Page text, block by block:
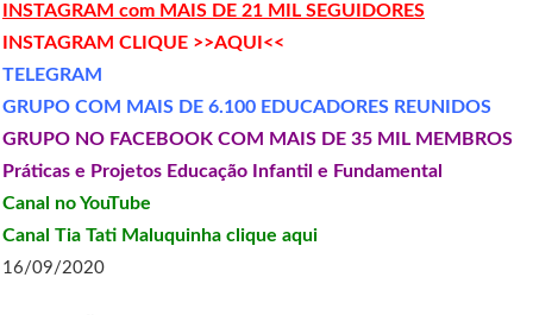
INSTAGRAM com MAIS DE 21 MIL SEGUIDORES
INSTAGRAM CLIQUE >>AQUI<<
TELEGRAM
GRUPO COM MAIS DE 6.100 EDUCADORES REUNIDOS
GRUPO NO FACEBOOK COM MAIS DE 35 MIL MEMBROS
Práticas e Projetos Educação Infantil e Fundamental
Canal no YouTube
Canal Tia Tati Maluquinha clique aqui
16/09/2020